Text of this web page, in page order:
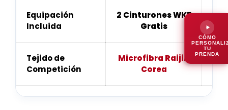
Equipación
Incluida
2 Cinturones WKF
Gratis
Tejido de
Competición
Microfibra Raijin
Corea
CÓMO
TU
PRENDA